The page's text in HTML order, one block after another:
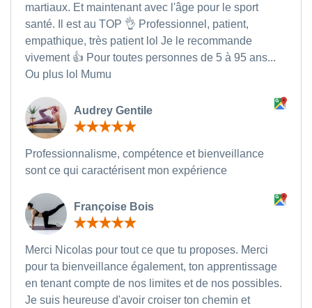
martiaux. Et maintenant avec l'âge pour le sport
santé. Il est au TOP 👌 Professionnel, patient,
empathique, très patient lol Je le recommande
vivement 👍 Pour toutes personnes de 5 à 95 ans...
Ou plus lol Mumu
Audrey Gentile
Professionnalisme, compétence et bienveillance
sont ce qui caractérisent mon expérience
Françoise Bois
Merci Nicolas pour tout ce que tu proposes. Merci
pour ta bienveillance également, ton apprentissage
en tenant compte de nos limites et de nos possibles.
Je suis heureuse d'avoir croiser ton chemin et